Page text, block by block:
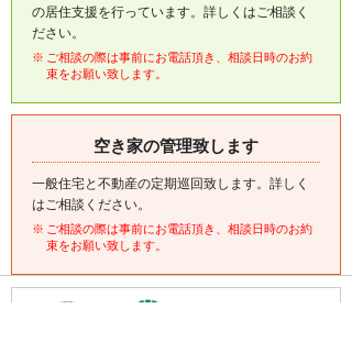
の居住支援を行っています。詳しくはご相談く
ださい。
ご相談の際は事前にお電話頂き、相談日時のお約
束をお願い致します。
空き家の管理致します
一般住宅と不動産の定期巡回致します。詳しく
はご相談ください。
ご相談の際は事前にお電話頂き、相談日時のお約
束をお願い致します。